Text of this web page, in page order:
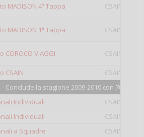
MADISON 4ª Tappa CSAIN
MADISON 1ª Tappa CSAIN
COROCO VIAGGI CSAIN
CSAIN CSAIN
Conclude la stagione 2009-2010 con 700 punti.
Individuali CSAIN
Individuali CSAIN
a Squadre CSAIN